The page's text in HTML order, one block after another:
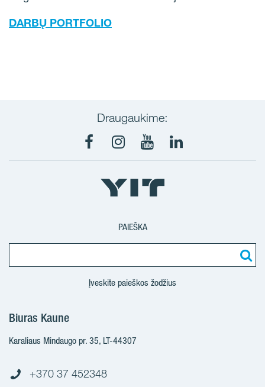
DARBŲ PORTFOLIO
Draugaukime:
FacebookInstagram
YoutubeLinkedIn
PAIEŠKA
Įveskite paieškos žodžius
Biuras Kaune
Karaliaus Mindaugo pr. 35, LT-44307
+370 37 452348